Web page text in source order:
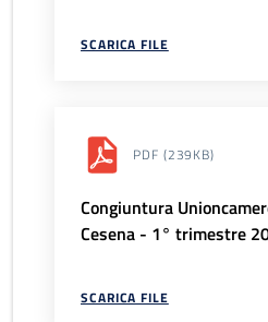
SCARICA FILE
PDF (239KB)
Congiuntura
Cesena - 1° trimestre
SCARICA FILE